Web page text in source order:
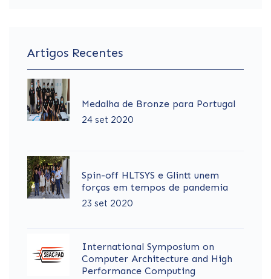
Artigos Recentes
Medalha de Bronze para Portugal
24 set 2020
Spin-off HLTSYS e Glintt unem
forças em tempos de pandemia
23 set 2020
International Symposium on
Computer Architecture and High
Performance Computing